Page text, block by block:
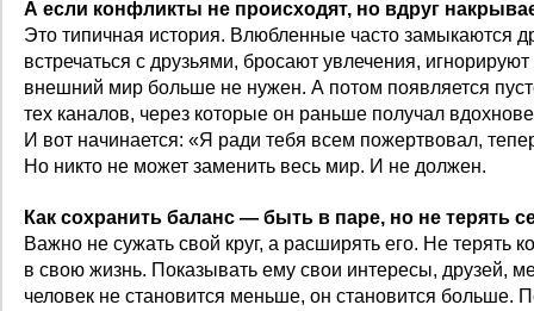
А если конфликты не происходят, но вдруг
Это типичная история. Влюбленные часто замыкаются
встречаться с друзьями, бросают увлечения,
внешний мир больше не нужен. А потом появляется
тех каналов, через которые он раньше получал
И вот начинается: «Я ради тебя всем пожертвовал,
Но никто не может заменить весь мир. И не должен.
Как сохранить баланс — быть в паре, но не терять
Важно не сужать свой круг, а расширять его. Не терять
в свою жизнь. Показывать ему свои интересы, друзей,
человек не становится меньше, он становится больше.